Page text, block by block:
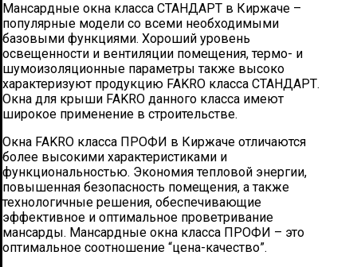
Мансардные окна класса СТАНДАРТ в Киржаче –
популярные модели со всеми необходимыми
базовыми функциями. Хороший уровень
освещенности и вентиляции помещения, термо- и
шумоизоляционные параметры также высоко
характеризуют продукцию FAKRO класса СТАНДАРТ.
Окна для крыши FAKRO данного класса имеют
широкое применение в строительстве.
Окна FAKRO класса ПРОФИ в Киржаче отличаются
более высокими характеристиками и
функциональностью. Экономия тепловой энергии,
повышенная безопасность помещения, а также
технологичные решения, обеспечивающие
эффективное и оптимальное проветривание
мансарды. Мансардные окна класса ПРОФИ – это
оптимальное соотношение “цена-качество”.